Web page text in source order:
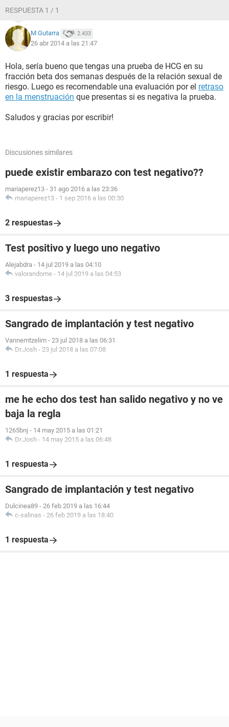
RESPUESTA 1 / 1
M Gutarra 2.433
26 abr 2014 a las 21:47
Hola, sería bueno que tengas una prueba de HCG en su
fracción beta dos semanas después de la relación sexual de
riesgo. Luego es recomendable una evaluación por el retraso
en la menstruación que presentas si es negativa la prueba.
Saludos y gracias por escribir!
Discusiones similares
puede existir embarazo con test negativo??
mariaperez13 - 31 ago 2016 a las 23:36
mariaperez13 - 1 sep 2016 a las 00:30
2 respuestas
Test positivo y luego uno negativo
Alejabdra - 14 jul 2019 a las 04:10
valorandome - 14 jul 2019 a las 04:53
3 respuestas
Sangrado de implantación y test negativo
Vannemtzelim - 23 jul 2018 a las 06:31
Dr.Josh - 23 jul 2018 a las 07:08
1 respuesta
me he echo dos test han salido negativo y no ve
baja la regla
1265bnj - 14 may 2015 a las 01:21
Dr.Josh - 14 may 2015 a las 06:48
1 respuesta
Sangrado de implantación y test negativo
Dulcinea89 - 26 feb 2019 a las 16:44
c-salinas - 26 feb 2019 a las 18:40
1 respuesta